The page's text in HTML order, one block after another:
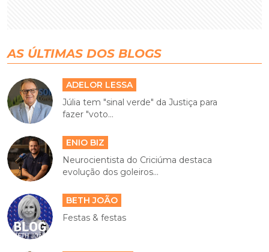
AS ÚLTIMAS DOS BLOGS
ADELOR LESSA
Júlia tem "sinal verde" da Justiça para
fazer "voto...
ENIO BIZ
Neurocientista do Criciúma destaca
evolução dos goleiros...
BETH JOÃO
Festas & festas